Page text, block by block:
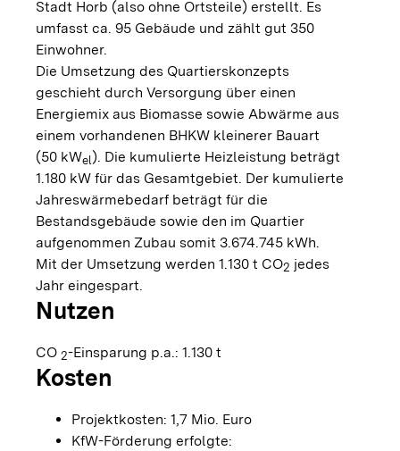
Stadt Horb (also ohne Ortsteile) erstellt. Es
umfasst ca. 95 Gebäude und zählt gut 350
Einwohner.
Die Umsetzung des Quartierskonzepts
geschieht durch Versorgung über einen
Energiemix aus Biomasse sowie Abwärme aus
einem vorhandenen BHKW kleinerer Bauart
(50 kWel). Die kumulierte Heizleistung beträgt
1.180 kW für das Gesamtgebiet. Der kumulierte
Jahreswärmebedarf beträgt für die
Bestandsgebäude sowie den im Quartier
aufgenommen Zubau somit 3.674.745 kWh.
Mit der Umsetzung werden 1.130 t CO2 jedes
Jahr eingespart.
Nutzen
CO 2-Einsparung p.a.: 1.130 t
Kosten
Projektkosten: 1,7 Mio. Euro
KfW-Förderung erfolgte: